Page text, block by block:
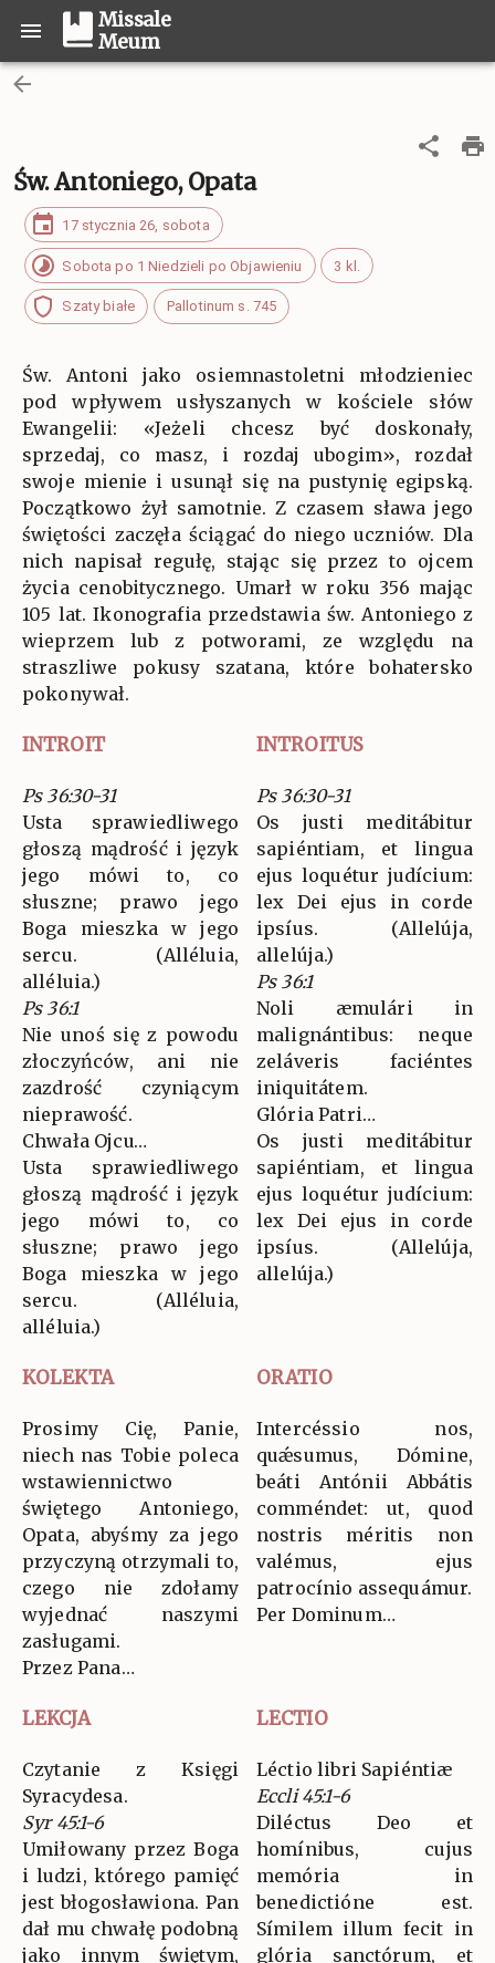
Missale
Meum
Św. Antoniego, Opata
17 stycznia 26, sobota
Sobota po 1 Niedzieli po Objawieniu 3 kl.
Szaty białe Pallotinum s. 745
Św. Antoni jako osiemnastoletni młodzieniec
pod wpływem usłyszanych w kościele słów
Ewangelii: «Jeżeli chcesz być doskonały,
sprzedaj, co masz, i rozdaj ubogim», rozdał
swoje mienie i usunął się na pustynię egipską.
Początkowo żył samotnie. Z czasem sława jego
świętości zaczęła ściągać do niego uczniów. Dla
nich napisał regułę, stając się przez to ojcem
życia cenobitycznego. Umarł w roku 356 mając
105 lat. Ikonografia przedstawia św. Antoniego z
wieprzem lub z potworami, ze względu na
straszliwe pokusy szatana, które bohatersko
pokonywał.
INTROIT INTROITUS
Ps 36:30-31
Usta sprawiedliwego
głoszą mądrość i język
jego mówi to, co
słuszne; prawo jego
Boga mieszka w jego
sercu. (Alléluia,
alléluia.)
Ps 36:1
Nie unoś się z powodu
złoczyńców, ani nie
zazdrość czyniącym
nieprawość.
Chwała Ojcu…
Usta sprawiedliwego
głoszą mądrość i język
jego mówi to, co
słuszne; prawo jego
Boga mieszka w jego
sercu. (Alléluia,
alléluia.)
Ps 36:30-31
Os justi meditábitur
sapiéntiam, et lingua
ejus loquétur judícium:
lex Dei ejus in corde
ipsíus. (Allelúja,
allelúja.)
Ps 36:1
Noli æmulári in
malignántibus: neque
zeláveris faciéntes
iniquitátem.
Glória Patri…
Os justi meditábitur
sapiéntiam, et lingua
ejus loquétur judícium:
lex Dei ejus in corde
ipsíus. (Allelúja,
allelúja.)
KOLEKTA ORATIO
Prosimy Cię, Panie,
niech nas Tobie poleca
wstawiennictwo
świętego Antoniego,
Opata, abyśmy za jego
przyczyną otrzymali to,
czego nie zdołamy
wyjednać naszymi
zasługami.
Przez Pana…
Intercéssio nos,
quǽsumus, Dómine,
beáti Antónii Abbátis
comméndet: ut, quod
nostris méritis non
valémus, ejus
patrocínio assequámur.
Per Dominum…
LEKCJA LECTIO
Czytanie z Księgi
Syracydesa.
Syr 45:1-6
Umiłowany przez Boga
i ludzi, którego pamięć
jest błogosławiona. Pan
dał mu chwałę podobną
jako innym świętym,
Léctio libri Sapiéntiæ
Eccli 45:1-6
Diléctus Deo et
homínibus, cujus
memória in
benedictióne est.
Símilem illum fecit in
glória sanctórum, et